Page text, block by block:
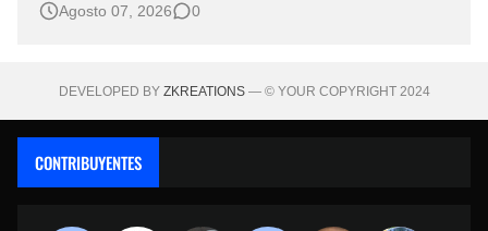
eventos benéficos más importantes de Brasil. En medio del
Agosto 07, 2026 0
DEVELOPED BY ZKREATIONS— © YOUR COPYRIGHT 2024
CONTRIBUYENTES